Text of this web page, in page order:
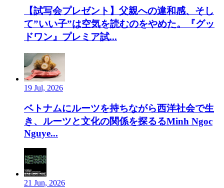
【試写会プレゼント】父親への違和感、そし
て”いい子”は空気を読むのをやめた。『グッ
ドワン』プレミア試...
19 Jul, 2026
ベトナムにルーツを持ちながら西洋社会で生
き、ルーツと文化の関係を探るるMinh Ngoc
Nguye...
21 Jun, 2026